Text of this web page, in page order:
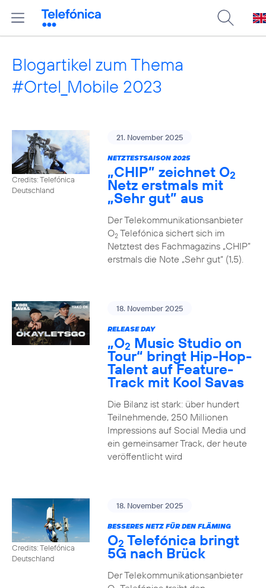
Blogartikel zum Thema
#Ortel_Mobile 2023
Credits: Telefónica
Deutschland
21. November 2025
NETZTESTSAISON 2025
„CHIP” zeichnet O2
Netz erstmals mit
„Sehr gut” aus
Der Telekommunikationsanbieter
O2Telefónica sichert sich im
Netztest des Fachmagazins „CHIP”
erstmals die Note „Sehr gut“ (1,5).
18. November 2025
RELEASE DAY
„O2 Music Studio on
Tour“ bringt Hip-Hop-
Talent auf Feature-
Track mit Kool Savas
Die Bilanz ist stark: über hundert
Teilnehmende, 250 Millionen
Impressions auf Social Media und
ein gemeinsamer Track, der heute
veröffentlicht wird
Credits: Telefónica
Deutschland
18. November 2025
BESSERES NETZ FÜR DEN FLÄMING
O2 Telefónica bringt
5G nach Brück
Der Telekommunikationsanbieter